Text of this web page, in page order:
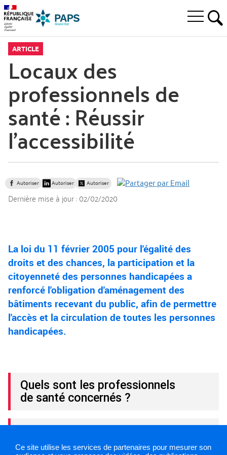
Ce site utilise les services de partenaires pour mesurer son
Aller
la
Aller
au
menu
Aller
au
contenu
Ouvrir
ARTICLE
Locaux des
professionnels de
santé : Réussir
l’accessibilité
Autoriser Autoriser Autoriser
Dernière mise à jour :02/02/2020
La loi du 11 février 2005 pour l'égalité des
droits et des chances, la participation et la
citoyenneté des personnes handicapées a
renforcé l'obligation d'aménagement des
bâtiments recevant du public, afin de permettre
l'accès et la circulation de toutes les personnes
handicapées.
Quels sont les professionnels
de santé concernés ?